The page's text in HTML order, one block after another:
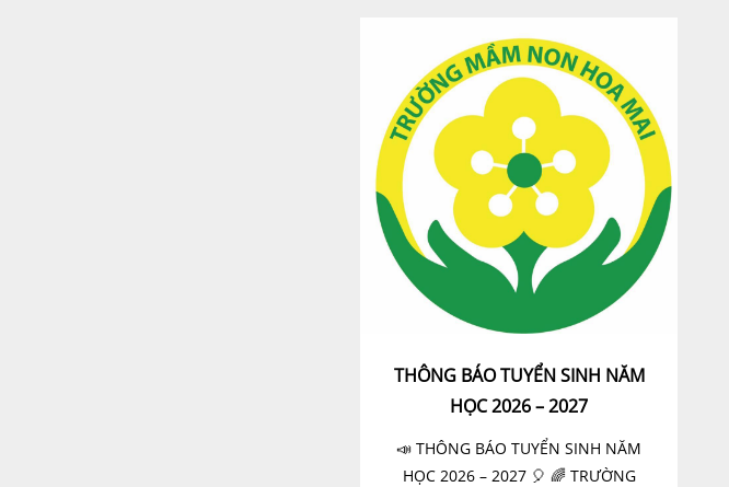
THÔNG BÁO TUYỂN SINH NĂM
HỌC 2026 – 2027
📣 THÔNG BÁO TUYỂN SINH NĂM
HỌC 2026 – 2027 🎈 🌈 TRƯỜNG